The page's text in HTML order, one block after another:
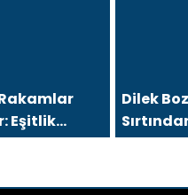
Eşitlik
Dilek
Gelecek